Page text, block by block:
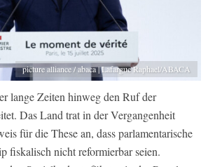
picture alliance / abaca | Lafargue Raphael/ABACA
lange Zeiten hinweg den Ruf der
Das Land trat in der Vergangenheit
für die These an, dass parlamentarische
fiskalisch nicht reformierbar seien.